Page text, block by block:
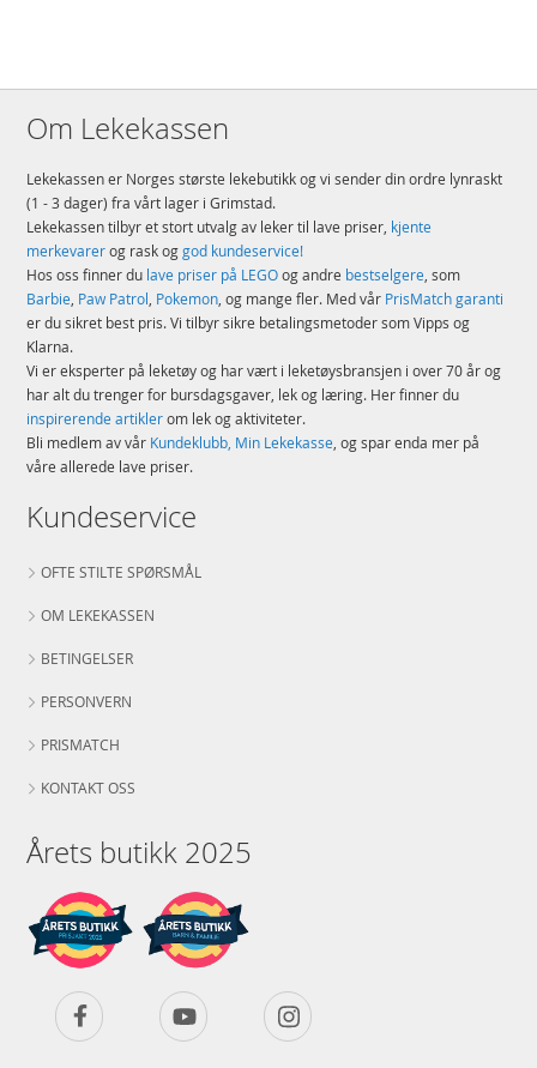
Om Lekekassen
Lekekassen er Norges største lekebutikk og vi sender din ordre lynraskt
(1 - 3 dager) fra vårt lager i Grimstad.
Lekekassen tilbyr et stort utvalg av leker til lave priser, kjente
merkevarerog rask oggod kundeservice!
Hos oss finner du lave priser på LEGOog andre bestselgere, som
Barbie, Paw Patrol, Pokemon, og mange fler. Med vår PrisMatch garanti
er du sikret best pris. Vi tilbyr sikre betalingsmetoder som Vipps og
Klarna.
Vi er eksperter på leketøy og har vært i leketøysbransjen i over 70 år og
har alt du trenger for bursdagsgaver, lek og læring. Her finner du
inspirerende artiklerom lek og aktiviteter.
Bli medlem av vår Kundeklubb, Min Lekekasse, og spar enda mer på
våre allerede lave priser.
Kundeservice
OFTE STILTE SPØRSMÅL
OM LEKEKASSEN
BETINGELSER
PERSONVERN
PRISMATCH
KONTAKT OSS
Årets butikk 2025